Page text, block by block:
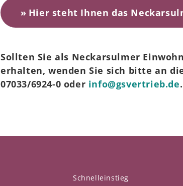
Hier steht Ihnen das
Sollten Sie als Neckarsulmer
erhalten, wenden Sie sich bitte an
07033/6924-0 oder info@gsvertrieb.de.
Schnelleinstieg